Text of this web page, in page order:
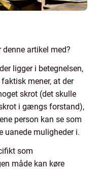
denne artikel med?
ligger i betegnelsen,
mener, at der
skrot (det skulle
i gængs forstand),
person kan se som
uanede muligheder i.
som
måde kan køre